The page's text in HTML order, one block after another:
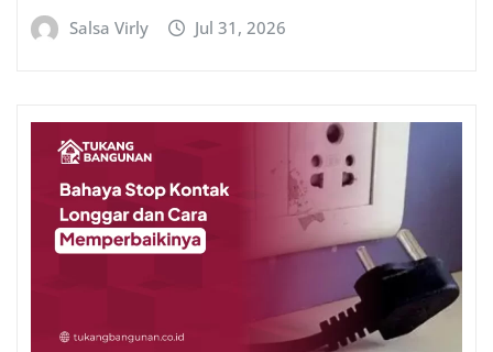
Salsa Virly Jul 31, 2026